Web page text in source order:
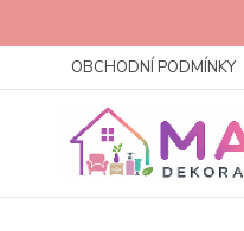
OBCHODNÍ PODMÍNKY